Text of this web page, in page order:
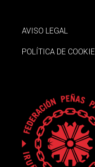
AVISO LEGAL
POLÍTICA DE